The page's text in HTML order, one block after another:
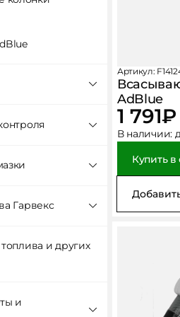
контроля
смазки
Гарвекс
гарвекс
и других
и
Артикул:
AdBlue
1 791₽
В наличии:
Купить